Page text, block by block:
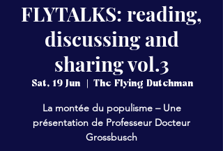
FLYTALKS: reading,
discussing and
sharing vol.3
Sat, 19 Jun
  |
The Flying Dutchman
La montée du populisme – Une
présentation de Professeur Docteur
Grossbusch